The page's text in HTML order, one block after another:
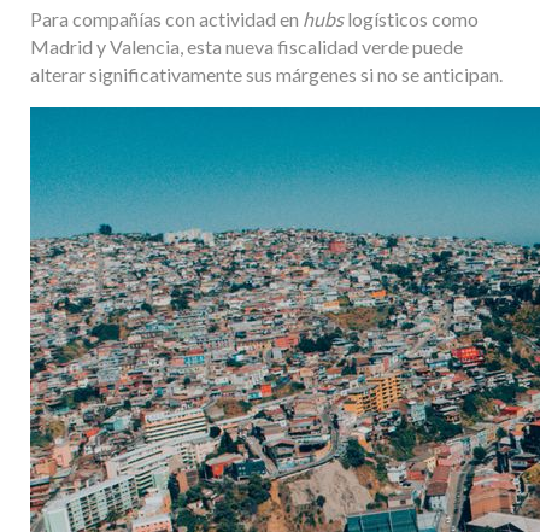
Para compañías con actividad en hubslogísticos como
Madrid y Valencia, esta nueva fiscalidad verde puede
alterar significativamente sus márgenes si no se anticipan.